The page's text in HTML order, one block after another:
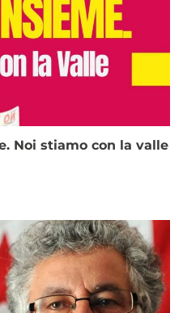
Noi stiamo con la valle